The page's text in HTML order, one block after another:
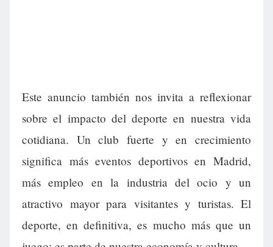
Este anuncio también nos invita a reflexionar
sobre el impacto del deporte en nuestra vida
cotidiana. Un club fuerte y en crecimiento
significa más eventos deportivos en Madrid,
más empleo en la industria del ocio y un
atractivo mayor para visitantes y turistas. El
deporte, en definitiva, es mucho más que un